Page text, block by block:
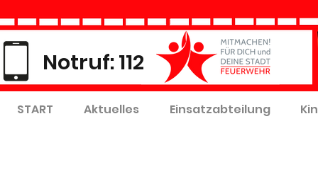
Notruf: 112
START Aktuelles Einsatzabteilung